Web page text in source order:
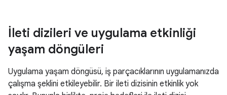
İleti dizileri ve uygulama etkinliği
yaşam döngüleri
Uygulama yaşam döngüsü, iş parçacıklarının uygulamanızda
çalışma şeklini etkileyebilir. Bir ileti dizisinin etkinlik yok